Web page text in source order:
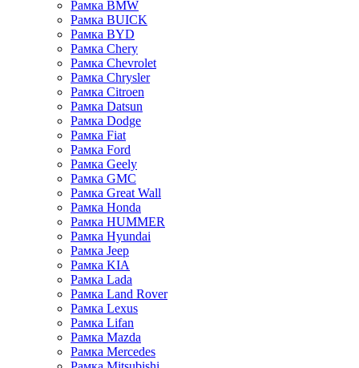
Рамка BMW
Рамка BUICK
Рамка BYD
Рамка Chery
Рамка Chevrolet
Рамка Chrysler
Рамка Citroen
Рамка Datsun
Рамка Dodge
Рамка Fiat
Рамка Ford
Рамка Geely
Рамка GMC
Рамка Great Wall
Рамка Honda
Рамка HUMMER
Рамка Hyundai
Рамка Jeep
Рамка KIA
Рамка Lada
Рамка Land Rover
Рамка Lexus
Рамка Lifan
Рамка Mazda
Рамка Mercedes